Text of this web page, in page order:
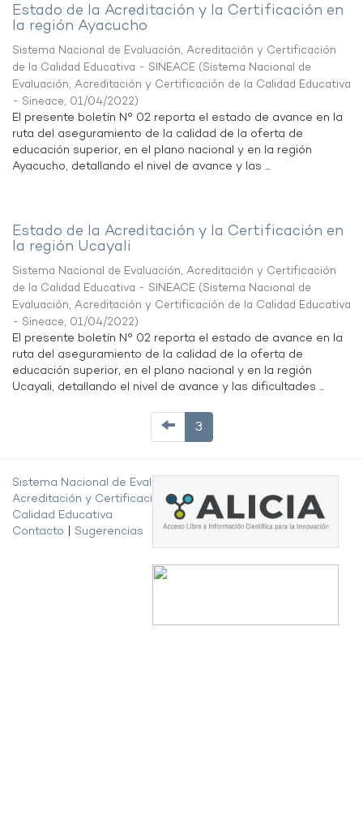
Estado de la Acreditación y la Certificación en
la región Ayacucho
Sistema Nacional de Evaluación, Acreditación y Certificación
de la Calidad Educativa - SINEACE (Sistema Nacional de
Evaluación, Acreditación y Certificación de la Calidad Educativa
- Sineace, 01/04/2022)
El presente boletín N° 02 reporta el estado de avance en la
ruta del aseguramiento de la calidad de la oferta de
educación superior, en el plano nacional y en la región
Ayacucho, detallando el nivel de avance y las ...
Estado de la Acreditación y la Certificación en
la región Ucayali
Sistema Nacional de Evaluación, Acreditación y Certificación
de la Calidad Educativa - SINEACE (Sistema Nacional de
Evaluación, Acreditación y Certificación de la Calidad Educativa
- Sineace, 01/04/2022)
El presente boletín N° 02 reporta el estado de avance en la
ruta del aseguramiento de la calidad de la oferta de
educación superior, en el plano nacional y en la región
Ucayali, detallando el nivel de avance y las dificultades ...
3
Sistema Nacional de Evaluación,
Acreditación y Certificación de la
Calidad Educativa
Contacto
Sugerencias